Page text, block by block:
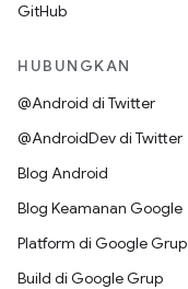
GitHub
HUBUNGKAN
@Android di Twitter
@AndroidDev di Twitter
Blog Android
Blog Keamanan Google
Platform di Google Grup
Build di Google Grup